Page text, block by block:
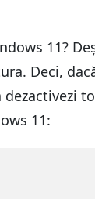
11?
Deci,
11: